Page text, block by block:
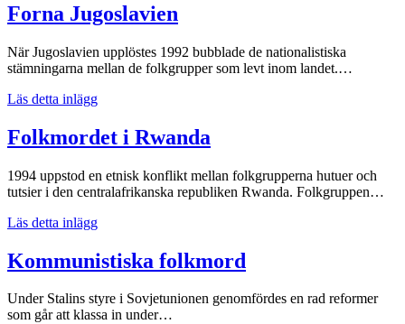
Forna Jugoslavien
När Jugoslavien upplöstes 1992 bubblade de nationalistiska
stämningarna mellan de folkgrupper som levt inom landet.…
Läs detta inläggForna
Folkmordet i Rwanda
1994 uppstod en etnisk konflikt mellan folkgrupperna hutuer och
tutsier i den centralafrikanska republiken Rwanda. Folkgruppen…
Läs detta inläggFolkmordet
Rwanda
Kommunistiska folkmord
Under Stalins styre i Sovjetunionen genomfördes en rad reformer
som går att klassa in under…